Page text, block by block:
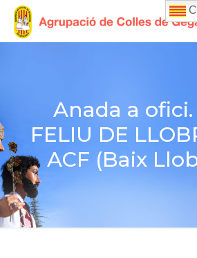
Anada a ofici.
FELIU DE
ACF (Baix